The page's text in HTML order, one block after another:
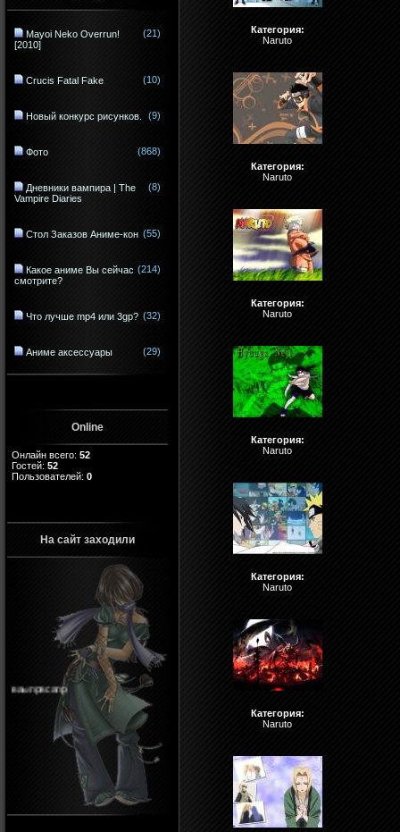
Mayoi Neko Overrun!
[2010]
(21)
Crucis Fatal Fake (10)
Новый конкурс рисунков. (9)
Фото (868)
Дневники вампира | The
Vampire Diaries
(8)
Стол Заказов Аниме-кон (55)
Какое аниме Вы сейчас
смотрите?
(214)
Что лучше mp4 или 3gp? (32)
Аниме аксессуары (29)
Online
Онлайн всего: 52
Гостей: 52
Пользователей: 0
На сайт заходили
ваыпрвсапр
Категория:
Naruto
Категория:
Naruto
Категория:
Naruto
Категория:
Naruto
Категория:
Naruto
Категория:
Naruto